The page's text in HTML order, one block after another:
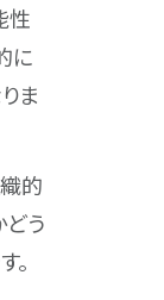
性
に
ま
的
う
。